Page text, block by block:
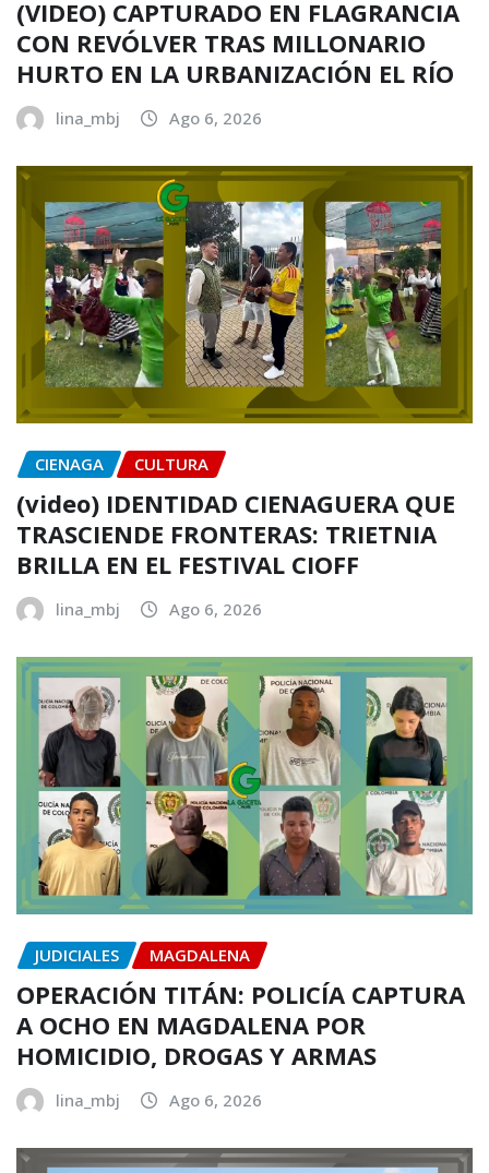
(VIDEO) CAPTURADO EN FLAGRANCIA
CON REVÓLVER TRAS MILLONARIO
HURTO EN LA URBANIZACIÓN EL RÍO
lina_mbj Ago 6, 2026
CIENAGA CULTURA
(video) IDENTIDAD CIENAGUERA QUE
TRASCIENDE FRONTERAS: TRIETNIA
BRILLA EN EL FESTIVAL CIOFF
lina_mbj Ago 6, 2026
JUDICIALES MAGDALENA
OPERACIÓN TITÁN: POLICÍA CAPTURA
A OCHO EN MAGDALENA POR
HOMICIDIO, DROGAS Y ARMAS
lina_mbj Ago 6, 2026